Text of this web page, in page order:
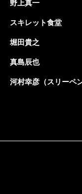
野上真一
スキレット食堂
堀田貴之
真島辰也
河村幸彦（スリーペ